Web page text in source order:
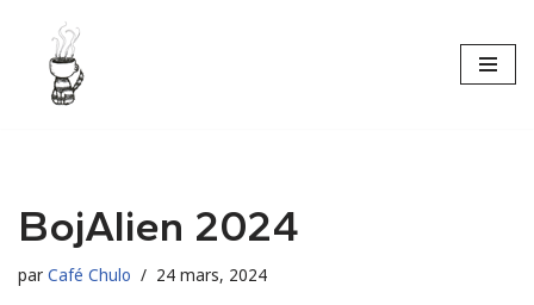
Aller
BojAlien 2024
par Café Chulo 24 mars, 2024